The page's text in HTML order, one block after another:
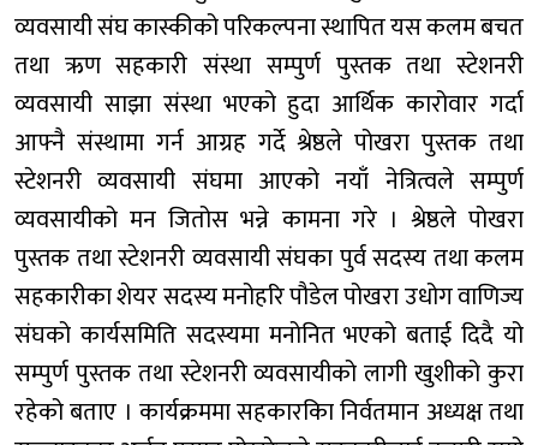
व्यवसायी संघ कास्कीको परिकल्पना स्थापित यस कलम बचत
तथा ऋण सहकारी संस्था सम्पुर्ण पुस्तक तथा स्टेशनरी
व्यवसायी साझा संस्था भएको हुदा आर्थिक कारोवार गर्दा
आफ्नै संस्थामा गर्न आग्रह गर्दे श्रेष्ठले पोखरा पुस्तक तथा
स्टेशनरी व्यवसायी संघमा आएको नयाँ नेत्रित्वले सम्पुर्ण
व्यवसायीको मन जितोस भन्ने कामना गरे । श्रेष्ठले पोखरा
पुस्तक तथा स्टेशनरी व्यवसायी संघका पुर्व सदस्य तथा कलम
सहकारीका शेयर सदस्य मनोहरि पौडेल पोखरा उधोग वाणिज्य
संघको कार्यसमिति सदस्यमा मनोनित भएको बताई दिदै यो
सम्पुर्ण पुस्तक तथा स्टेशनरी व्यवसायीको लागी खुशीको कुरा
रहेको बताए । कार्यक्रममा सहकारकिा निर्वतमान अध्यक्ष तथा